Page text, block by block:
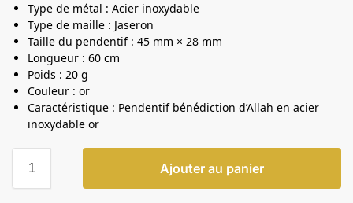
Type de métal : Acier inoxydable
Type de maille : Jaseron
Taille du pendentif : 45 mm × 28 mm
Longueur : 60 cm
Poids : 20 g
Couleur : or
Caractéristique : Pendentif bénédiction d’Allah en acier
inoxydable or
Ajouter au panier